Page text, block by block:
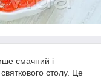
смачний і
столу. Це